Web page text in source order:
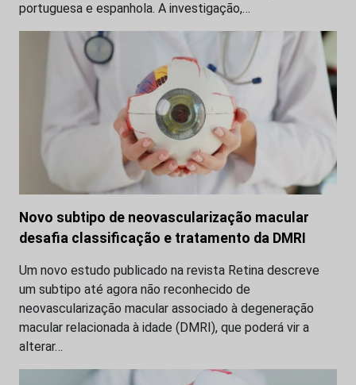
portuguesa e espanhola. A investigação,…
Novo subtipo de neovascularização macular
desafia classificação e tratamento da DMRI
Um novo estudo publicado na revista Retina descreve
um subtipo até agora não reconhecido de
neovascularização macular associado à degeneração
macular relacionada à idade (DMRI), que poderá vir a
alterar…